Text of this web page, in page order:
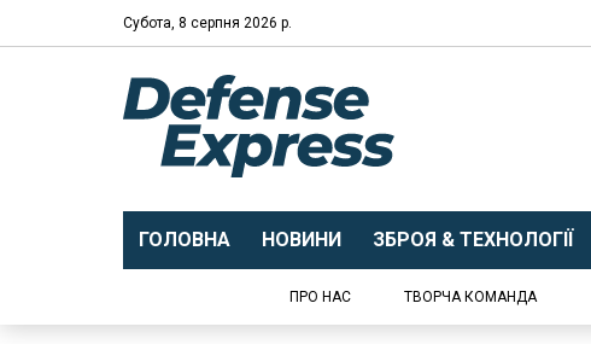
Субота, 8 серпня 2026 р.
ГОЛОВНА НОВИНИ ЗБРОЯ & ТЕХНОЛОГІЇ
ПРО НАС ТВОРЧА КОМАНДА